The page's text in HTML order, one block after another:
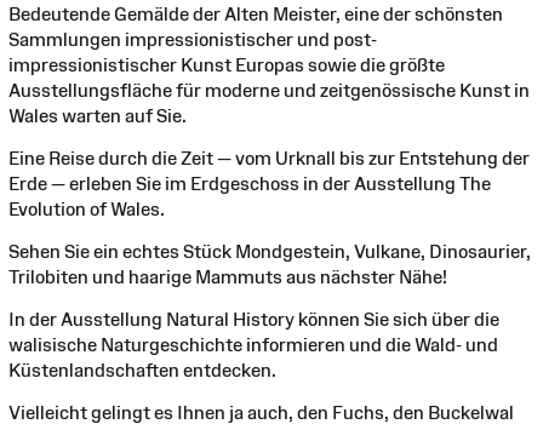
Bedeutende Gemälde der Alten Meister, eine der schönsten
Sammlungen impressionistischer und post-
impressionistischer Kunst Europas sowie die größte
Ausstellungsfläche für moderne und zeitgenössische Kunst in
Wales warten auf Sie.
Eine Reise durch die Zeit — vom Urknall bis zur Entstehung der
Erde — erleben Sie im Erdgeschoss in der Ausstellung The
Evolution of Wales.
Sehen Sie ein echtes Stück Mondgestein, Vulkane, Dinosaurier,
Trilobiten und haarige Mammuts aus nächster Nähe!
In der Ausstellung Natural History können Sie sich über die
walisische Naturgeschichte informieren und die Wald- und
Küstenlandschaften entdecken.
Vielleicht gelingt es Ihnen ja auch, den Fuchs, den Buckelwal